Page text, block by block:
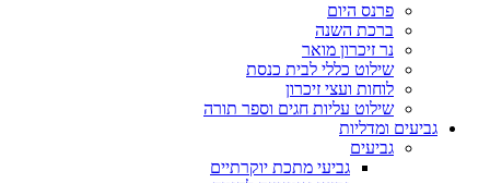
פרנס היום
ברכת השנה
נר זיכרון מואר
שילוט כללי לבית כנסת
לוחות ועצי זיכרון
שילוט עליות חגים וספר תורה
גביעים ומדליות
גביעים
גביעי מתכת יוקרתיים